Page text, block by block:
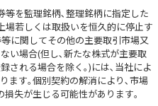
を監理銘柄､整理銘柄に指定した
場若しくは取扱いを恒久的に停止す
に関してその他の主要取引市場又
い場合(但し､新たな株式が主要取
される場合を除く｡)には､当社によ
ます｡個別契約の解消により､市場
失が生じる可能性があります｡